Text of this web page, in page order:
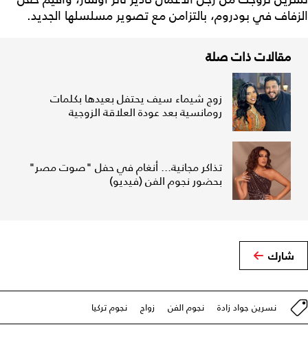
الزفاف في بودروم، بالتزامن مع تصوير مسلسلها الجديد.
مقالات ذات صلة
زوج شيماء سيف يحتفل بعيدها بكلمات
رومانسية بعد عودة العلاقة الزوجية
تذاكر مجانية... أنغام في حفل "صوت مصر"
بحضور نجوم الفن (فيديو)
شارك
نسرين جواد زادة نجوم الفن زواج نجوم تركيا